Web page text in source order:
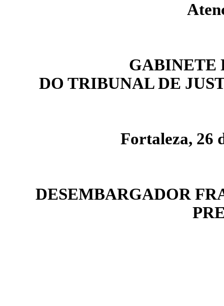
GABINETE
DO TRIBUNAL DE
Fortaleza, 26
DESEMBARGADOR